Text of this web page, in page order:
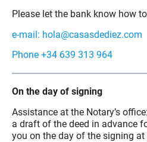
Please let the bank know how
e-mail: hola@casasdediez.com
Phone +34 639 313 964
On the day of signing
Assistance at the Notary’s
a draft of the deed in advance
you on the day of the signing at